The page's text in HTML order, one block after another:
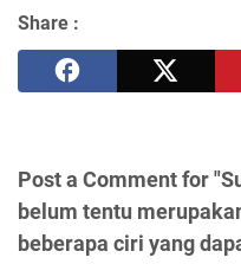
Share :
Post a Comment for
belum tentu
beberapa ciri yang